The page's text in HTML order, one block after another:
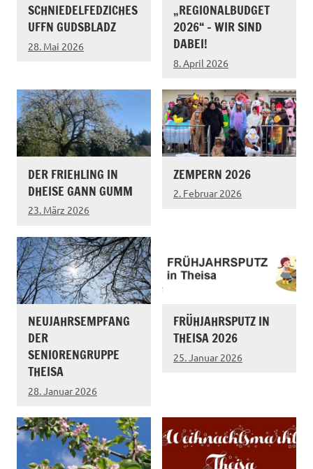
SCHNIEDELFEDZICHES
UFFN GUDSBLADZ
28. Mai 2026
„REGIONALBUDGET
2026“ – WIR SIND
DABEI!
8. April 2026
DER FRIEHLING IN
DHEISE GANN GUMM
23. März 2026
ZEMPERN 2026
2. Februar 2026
NEUJAHRSEMPFANG
DER
SENIORENGRUPPE
THEISA
28. Januar 2026
FRÜHJAHRSPUTZ IN
THEISA 2026
25. Januar 2026